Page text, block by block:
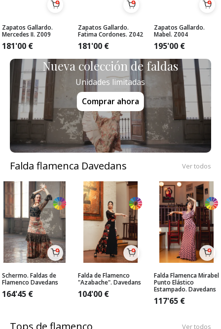
Zapatos Gallardo.
Mercedes II. Z009
181'00 €
Zapatos Gallardo.
Fatima Cordones. Z042
181'00 €
Zapatos Gallardo.
Mabel. Z004
195'00 €
Nueva colección de faldas
Unidades limitadas
Comprar ahora
Falda flamenca Davedans Ver todos
Schermo. Faldas de
Flamenco Davedans
164'45 €
Falda de Flamenco
"Azabache". Davedans
104'00 €
Falda Flamenca Mirabel
Punto Elástico
Estampado. Davedans
117'65 €
Tops de flamenco Ver todos